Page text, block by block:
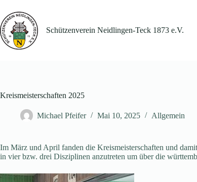
Inhalt
springen
Schützenverein Neidlingen-Teck 1873 e.V.
Kreismeisterschaften 2025
Michael Pfeifer Mai 10, 2025 Allgemein
Im März und April fanden die Kreismeisterschaften und
in vier bzw. drei Disziplinen anzutreten um über die